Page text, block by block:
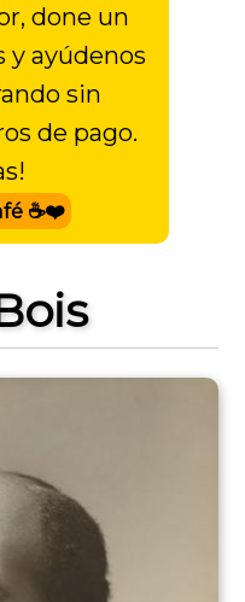
done un
y ayúdenos
sin
de pago.
☕❤️